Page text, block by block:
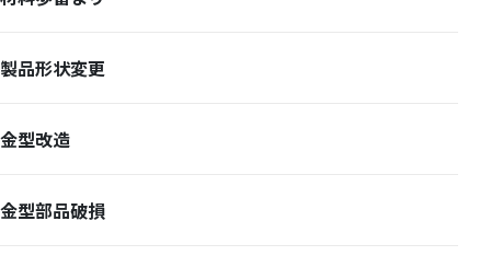
製品形状変更
金型改造
金型部品破損